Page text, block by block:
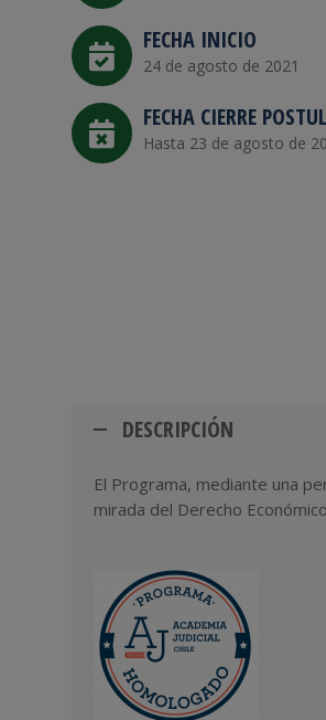
FECHA INICIO
24 de agosto de 2021
FECHA CIERRE
Hasta 23 de agosto de
DESCRIPCIÓN
El Programa, mediante una
mirada del Derecho